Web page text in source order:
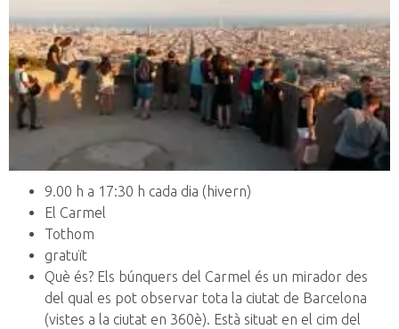
9.00 h a 17:30 h cada dia (hivern)
El Carmel
Tothom
gratuït
Què és? Els búnquers del Carmel és un mirador des
del qual es pot observar tota la ciutat de Barcelona
(vistes a la ciutat en 360è). Està situat en el cim del